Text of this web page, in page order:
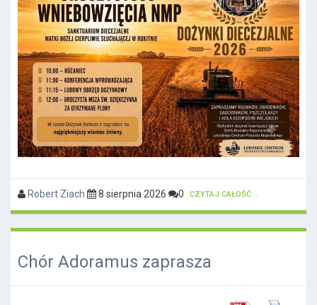
Robert Ziach 8 sierpnia 2026 0 CZYTAJ CAŁOŚĆ...
Chór Adoramus zaprasza